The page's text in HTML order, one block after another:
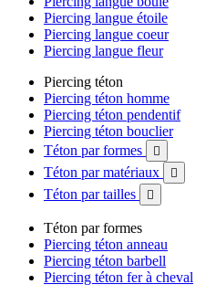
Piercing langue étoile
Piercing langue coeur
Piercing langue fleur
Piercing téton
Piercing téton homme
Piercing téton pendentif
Piercing téton bouclier
Téton par formes

Téton par matériaux 
Téton par tailles 
Téton par formes
Piercing téton anneau
Piercing téton barbell
Piercing téton fer à cheval